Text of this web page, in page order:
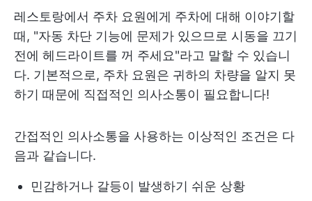
레스토랑에서 주차 요원에게 주차에 대해 이야기할
때, "자동 차단 기능에 문제가 있으므로 시동을 끄기
전에 헤드라이트를 꺼 주세요"라고 말할 수 있습니
다. 기본적으로, 주차 요원은 귀하의 차량을 알지 못
하기 때문에 직접적인 의사소통이 필요합니다!
간접적인 의사소통을 사용하는 이상적인 조건은 다
음과 같습니다.
민감하거나 갈등이 발생하기 쉬운 상황